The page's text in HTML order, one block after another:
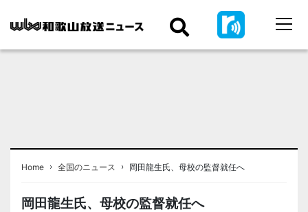
Home › 全国のニュース › 岡田龍生氏、母校の監督就任へ
岡田龍生氏、母校の監督就任へ